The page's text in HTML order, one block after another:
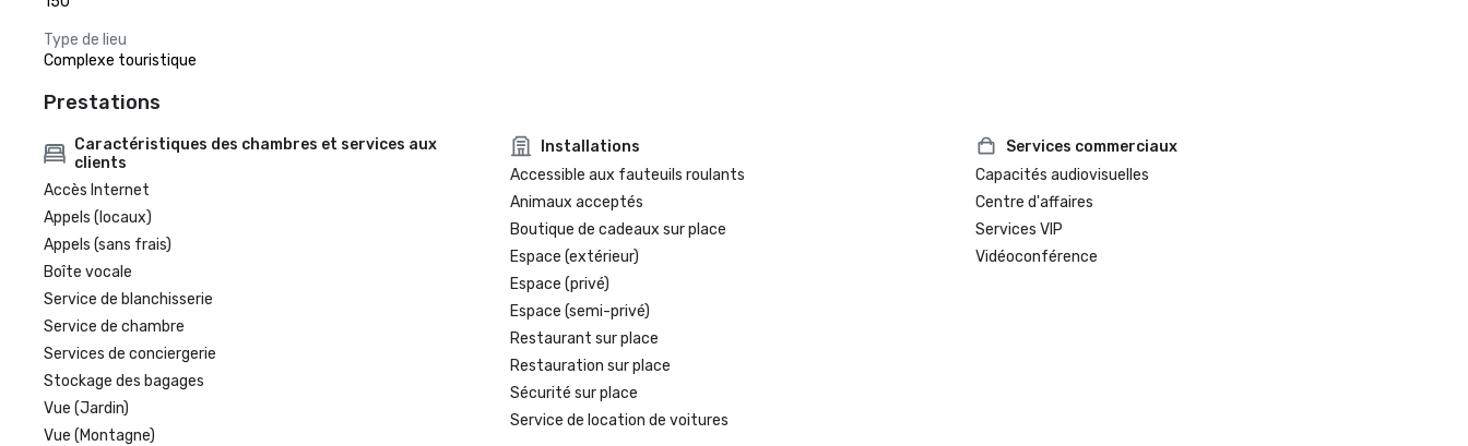
Type de lieu
Complexe touristique
Modern Luxury Weddings Atlanta
Prestations
Caractéristiques des chambres et services aux
clients
Accès Internet
Appels (locaux)
Appels (sans frais)
Boîte vocale
Service de blanchisserie
Service de chambre
Services de conciergerie
Stockage des bagages
Vue (Jardin)
Vue (Montagne)
Installations
Accessible aux fauteuils roulants
Animaux acceptés
Boutique de cadeaux sur place
Espace (extérieur)
Espace (privé)
Espace (semi-privé)
Restaurant sur place
Restauration sur place
Sécurité sur place
Service de location de voitures
Services commerciaux
Capacités audiovisuelles
Centre d'affaires
Services VIP
Vidéoconférence